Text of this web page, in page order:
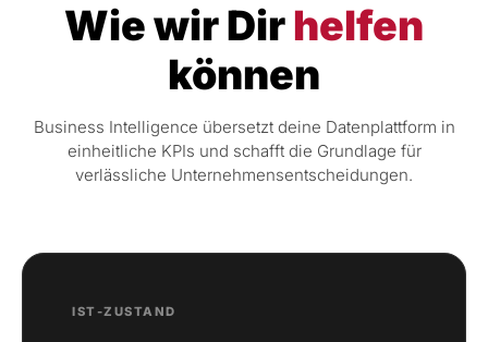
Wie wir Dirhelfen
können
Business Intelligence übersetzt deine Datenplattform in
einheitliche KPIs und schafft die Grundlage für
verlässliche Unternehmensentscheidungen.
IST-ZUSTAND